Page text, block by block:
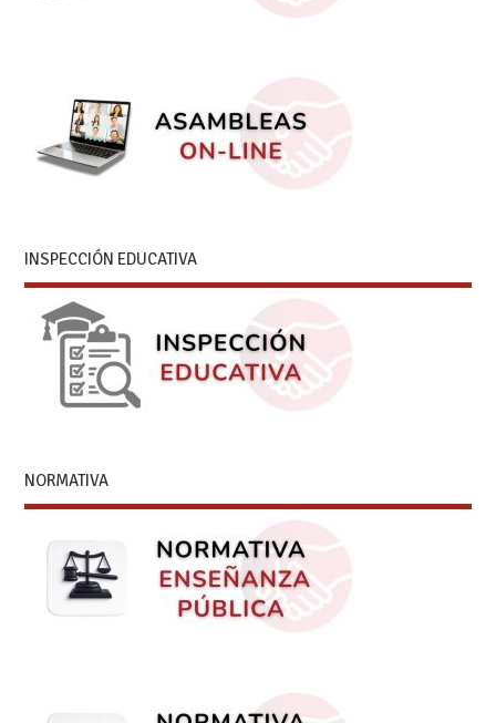
INSPECCIÓN EDUCATIVA
NORMATIVA